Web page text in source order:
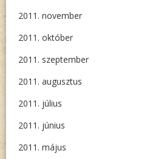
2011. november
2011. október
2011. szeptember
2011. augusztus
2011. július
2011. június
2011. május